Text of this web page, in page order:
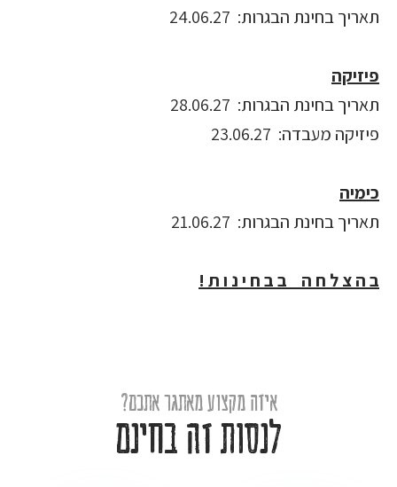
תאריך בחינת הבגרות: 24.06.27
פיזיקה
תאריך בחינת הבגרות: 28.06.27
פיזיקה מעבדה: 23.06.27
כימיה
תאריך בחינת הבגרות: 21.06.27
ב ה צ ל ח ה ב ב ח י נ ו ת !
איזה מקצוע מאתגר אתכם?
לנסות זה בחינם